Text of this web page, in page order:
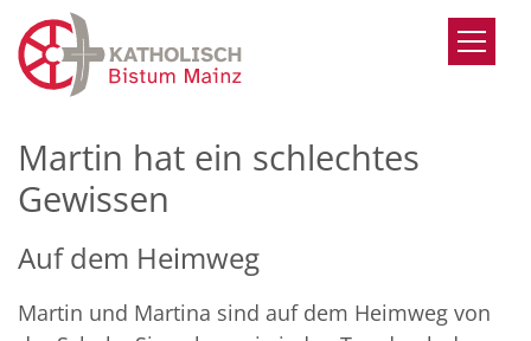
Zum Inhalt springen
Martin hat ein schlechtes
Gewissen
Auf dem Heimweg
Martin und Martina sind auf dem Heimweg von